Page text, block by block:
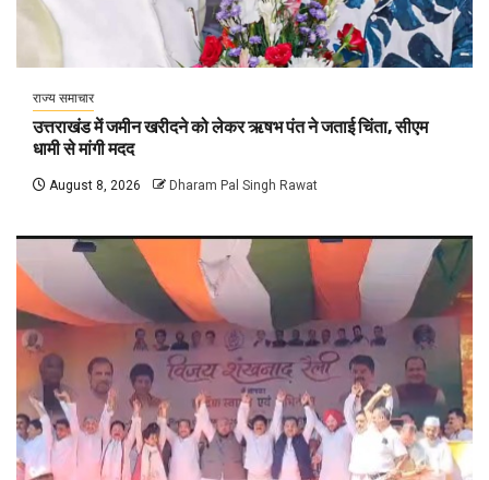
राज्य समाचार
उत्तराखंड में जमीन खरीदने को लेकर ऋषभ पंत ने जताई चिंता, सीएम
धामी से मांगी मदद
August 8, 2026 Dharam Pal Singh Rawat